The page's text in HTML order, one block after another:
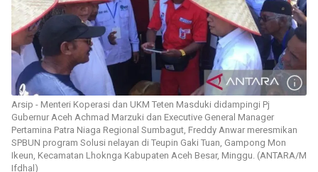
Arsip - Menteri Koperasi dan UKM Teten Masduki didampingi Pj
Gubernur Aceh Achmad Marzuki dan Executive General Manager
Pertamina Patra Niaga Regional Sumbagut, Freddy Anwar meresmikan
SPBUN program Solusi nelayan di Teupin Gaki Tuan, Gampong Mon
Ikeun, Kecamatan Lhoknga Kabupaten Aceh Besar, Minggu. (ANTARA/M
Ifdhal)